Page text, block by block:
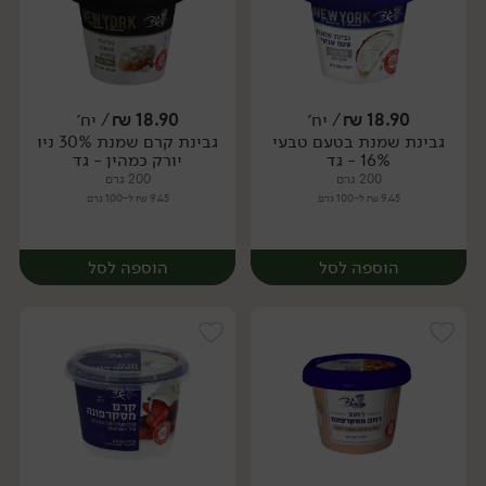
יח׳ יח׳
18.90
₪/ יח׳
גבינת שמנת בטעם טבעי
16% - גד
200 גרם
9.45 ₪ ל-100 גרם
הוספה לסל
18.90
₪/ יח׳
גבינת קרם שמנת 30% ניו
יורק כמהין - גד
200 גרם
9.45 ₪ ל-100 גרם
הוספה לסל